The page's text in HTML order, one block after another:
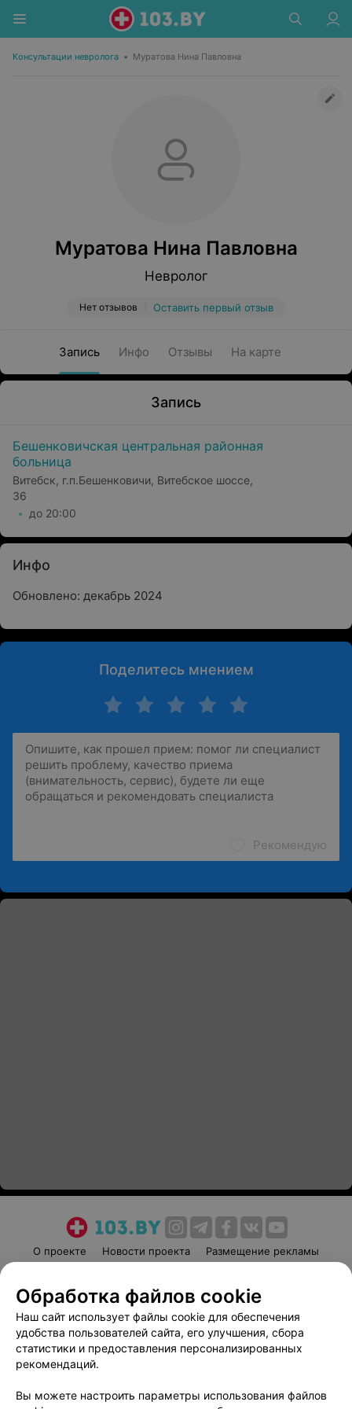
Консультации невролога • Муратова Нина Павловна
Муратова Нина Павловна
Невролог
Нет отзывов Оставить первый отзыв
Запись Инфо Отзывы На карте
Запись
Бешенковичская центральная районная
больница
Витебск, г.п.Бешенковичи, Витебское шоссе,
36
до 20:00
Инфо
Обновлено: декабрь 2024
Поделитесь мнением
Рекомендую
О проекте Новости проекта
Размещение рекламы
Пользовательское соглашение
Способы оплаты
Вакансии
Партнеры
Написать руководителю 103.by
Обработка персональных данных
Обработка файлов cookie
Наш сайт использует файлы cookie для обеспечения
удобства пользователей сайта, его улучшения, сбора
статистики и предоставления персонализированных
рекомендаций.
Вы можете настроить параметры использования файлов